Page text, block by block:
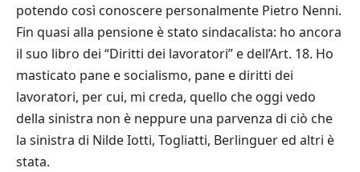
potendo così conoscere personalmente Pietro Nenni.
Fin quasi alla pensione è stato sindacalista: ho ancora
il suo libro dei “Diritti dei lavoratori” e dell’Art. 18. Ho
masticato pane e socialismo, pane e diritti dei
lavoratori, per cui, mi creda, quello che oggi vedo
della sinistra non è neppure una parvenza di ciò che
la sinistra di Nilde Iotti, Togliatti, Berlinguer ed altri è
stata.